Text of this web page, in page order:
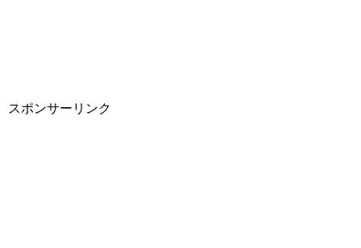
スポンサーリンク